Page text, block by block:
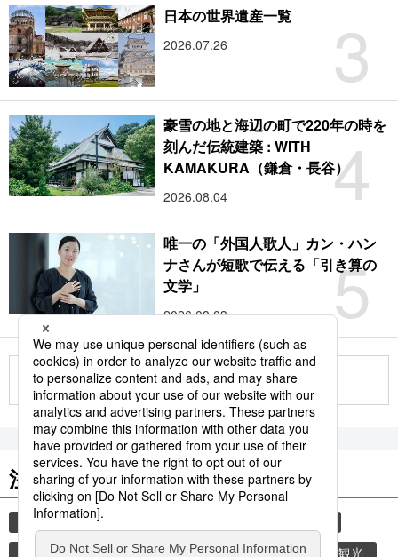
3
日本の世界遺産一覧
2026.07.26
4
豪雪の地と海辺の町で220年の時を
刻んだ伝統建築 : WITH
KAMAKURA（鎌倉・長谷）
2026.08.04
5
唯一の「外国人歌人」カン・ハン
ナさんが短歌で伝える「引き算の
文学」
2026.08.03
もっと見る
注目のキーワード
共同通信ニュース
香辛料
時事通信ニュース 乾物 旅 観光